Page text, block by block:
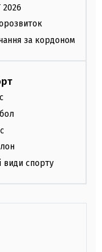
за кордоном
види спорту